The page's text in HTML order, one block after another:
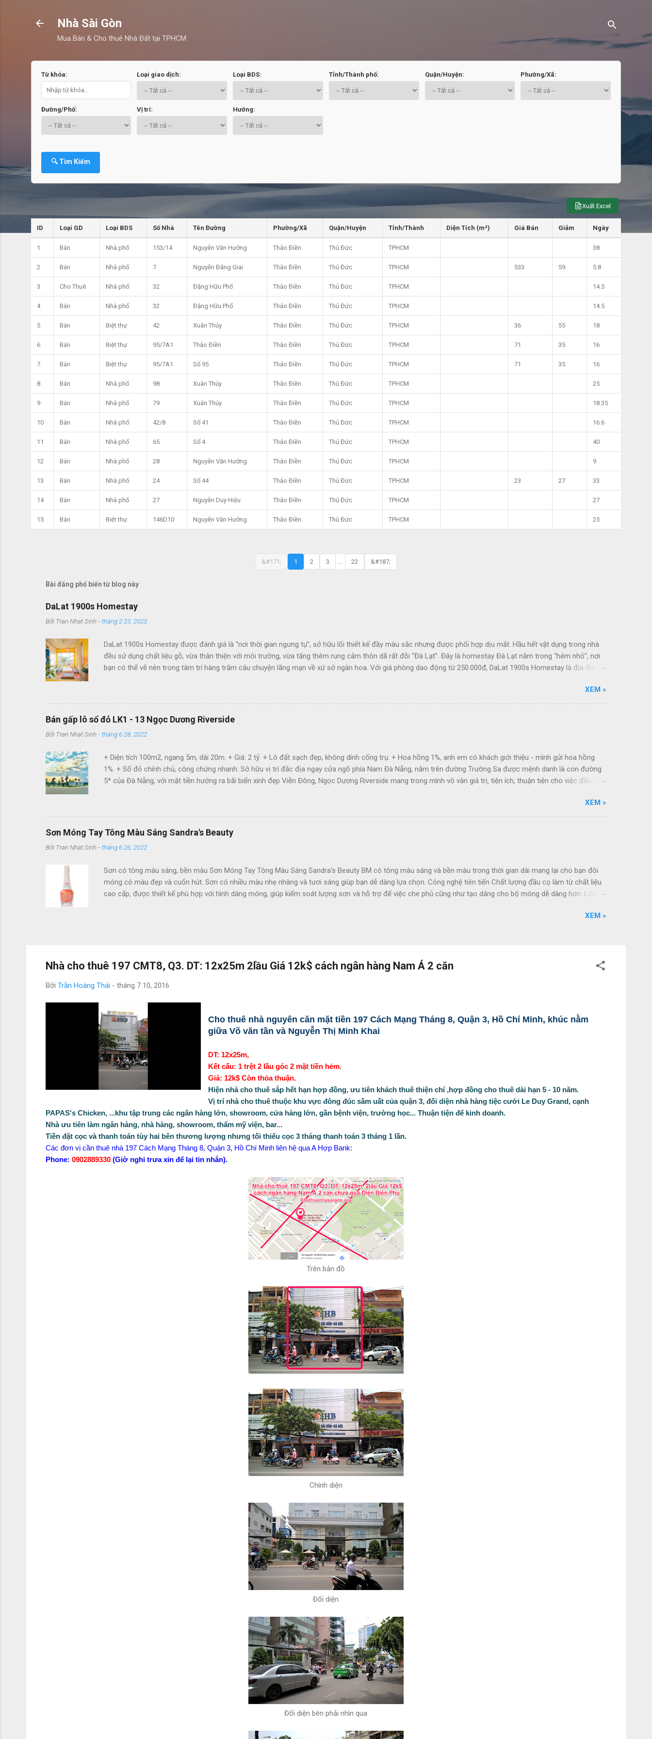
Nhà Sài Gòn
Mua Bán & Cho thuê Nhà Đất tại TPHCM
Từ khóa: Loại giao dịch: Loại BDS: Tỉnh/Thành phố: Quận/Huyện: Phường/Xã:
Đường/Phố: Vị trí: Hướng:
🔍 Tìm Kiếm
Xuất Excel
ID Loại GD Loại BDS Số Nhà Tên Đường Phường/Xã Quận/Huyện Tỉnh/Thành Diện Tích (m²) Giá Bán Giảm Ngày
1 Bán Nhà phố 153/14 Nguyễn Văn Hưởng Thảo Điền Thủ Đức TPHCM 38
2 Bán Nhà phố 7 Nguyễn Đăng Giai Thảo Điền Thủ Đức TPHCM 533 59 5.8
3 Cho Thuê Nhà phố 32 Đặng Hữu Phổ Thảo Điền Thủ Đức TPHCM 14.5
4 Bán Nhà phố 32 Đặng Hữu Phổ Thảo Điền Thủ Đức TPHCM 14.5
5 Bán Biệt thự 42 Xuân Thủy Thảo Điền Thủ Đức TPHCM 36 55 18
6 Bán Biệt thự 95/7A1 Thảo Điền Thảo Điền Thủ Đức TPHCM 71 35 16
7 Bán Biệt thự 95/7A1 Số 95 Thảo Điền Thủ Đức TPHCM 71 35 16
8 Bán Nhà phố 98 Xuân Thủy Thảo Điền Thủ Đức TPHCM 25
9 Bán Nhà phố 79 Xuân Thủy Thảo Điền Thủ Đức TPHCM 18.35
10 Bán Nhà phố 42/8 Số 41 Thảo Điền Thủ Đức TPHCM 16.6
11 Bán Nhà phố 65 Số 4 Thảo Điền Thủ Đức TPHCM 40
12 Bán Nhà phố 28 Nguyễn Văn Hưởng Thảo Điền Thủ Đức TPHCM 9
13 Bán Nhà phố 24 Số 44 Thảo Điền Thủ Đức TPHCM 23 27 33
14 Bán Nhà phố 27 Nguyễn Duy Hiệu Thảo Điền Thủ Đức TPHCM 27
15 Bán Biệt thự 146D10 Nguyễn Văn Hưởng Thảo Điền Thủ Đức TPHCM 25
&#171; 1 2 3 ... 22 &#187;
Bài đăng phổ biến từ blog này
DaLat 1900s Homestay
Bởi Tran Nhat Sinh -tháng 2 23, 2023
DaLat 1900s Homestay được đánh giá là “nơi thời gian ngưng tụ”, sở hữu lối thiết kế đầy màu sắc nhưng được phối hợp dịu mắt. Hầu hết vật dụng trong nhà
đều sử dụng chất liệu gỗ, vừa thân thiện với môi trường, vừa tăng thêm rung cảm thôn dã rất đỗi “Đà Lạt”. Đây là homestay Đà Lạt nằm trong “hẻm nhỏ”, nơi
bạn có thể vẽ nên trong tâm trí hàng trăm câu chuyện lãng mạn về xứ sở ngàn hoa. Với giá phòng dao động từ 250.000đ, DaLat 1900s Homestay là địa điểm
XEM »
Bán gấp lô sổ đỏ LK1 - 13 Ngọc Dương Riverside
Bởi Tran Nhat Sinh -tháng 6 28, 2022
+ Diện tích 100m2, ngang 5m, dài 20m. + Giá: 2 tỷ. + Lô đất sạch đẹp, không dính cống trụ. + Hoa hồng 1%, anh em có khách giới thiệu - mình gửi hoa hồng
1%. + Sổ đỏ chính chủ, công chứng nhanh. Sở hữu vị trí đắc địa ngay cửa ngõ phía Nam Đà Nẵng, nằm trên đường Trường Sa được mệnh danh là con đường
5* của Đà Nẵng, với mặt tiền hướng ra bãi biển xinh đẹp Viễn Đông, Ngọc Dương Riverside mang trong mình vô vàn giá trị, tiện ích, thuận tiện cho việc đầu tư,
Giáp khu tái định cư Dũng Sĩ Điện Ngọc. + Phía Đông Bắc: Giáp đường Trường Sa và bãi tắm Viễn Đông. + Phía Tây Nam: Giáp sông Cổ Cò tuyến du lịch ven
sông nối liền Đà Nẵng Hội An. 100m đến bãi biển và bãi tắm công cộng Viễn Đông 43ha. Cạnh khu đại lộ ánh sáng, âm nhạc, vui chơi The Empire Cocobay,
Naman Resort. Kề bên Khu nghỉ dưỡng Sông Hàn và Sân Golf Montgomerie Links. 1km đến...
XEM »
Sơn Móng Tay Tông Màu Sáng Sandra's Beauty
Bởi Tran Nhat Sinh -tháng 6 26, 2022
Sơn có tông màu sáng, bền màu Sơn Móng Tay Tông Màu Sáng Sandra's Beauty BM có tông màu sáng và bền màu trong thời gian dài mang lại cho bạn đôi
móng có màu đẹp và cuốn hút. Sơn có nhiều màu nhẹ nhàng và tươi sáng giúp bạn dễ dàng lựa chọn. Công nghệ tiên tiến Chất lượng đầu cọ làm từ chất liệu
cao cấp, được thiết kế phù hợp với hình dáng móng, giúp kiểm soát lượng sơn và hỗ trợ để việc che phủ cũng như tạo dáng cho bộ móng dễ dàng hơn. Lớp
diện hơn Nước Sơn Sandra's không chứa các thành phần độc hại như DBP và toluene, áp dụng công thức không gây vàng móng, cung cấp dinh dưỡng vàXEM »
Nhà cho thuê 197 CMT8, Q3. DT: 12x25m 2lầu Giá 12k$ cách ngân hàng Nam Á 2 căn
Bởi Trần Hoàng Thái - tháng 7 10, 2016
Cho thuê nhà nguyên căn mặt tiền 197 Cách Mạng Tháng 8, Quận 3, Hồ Chí Minh, khúc nằm
giữa Võ văn tần và Nguyễn Thị Minh Khai
DT: 12x25m,
Kết cấu: 1 trệt 2 lầu góc 2 mặt tiền hẻm.
Giá: 12k$ Còn thỏa thuận.
Hiện nhà cho thuê sắp hết hạn hợp đồng, ưu tiên khách thuê thiện chí ,hợp đồng cho thuê dài hạn 5 - 10 năm.
Vị trí nhà cho thuê thuộc khu vực đông đúc sầm uất của quận 3, đối diện nhà hàng tiệc cưới Le Duy Grand, cạnh
PAPAS's Chicken, ...khu tập trung các ngân hàng lớn, showroom, cửa hàng lớn, gần bệnh viện, trường học... Thuận tiện để kinh doanh.
Nhàưu tiên làm ngân hàng, nhà hàng, showroom, thẩm mỹ viện, bar...
Tiền đặt cọc và thanh toán tùy hai bên thương lượng nhưng tối thiểu cọc 3 tháng thanh toán 3 tháng 1 lần.
Các đơn vị cần thuê nhà 197 Cách Mạng Tháng 8, Quận 3, Hồ Chí Minh liên hệ qua A Hợp Bank:
Phone: 0902889330 (Giờ nghỉ trưa xin để lại tin nhắn).
Trên bản đồ
Chính diện
Đối diện
Đối diện bên phải nhìn qua